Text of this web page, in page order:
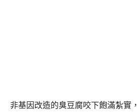
非基因改造的臭豆腐咬下飽滿紮實，